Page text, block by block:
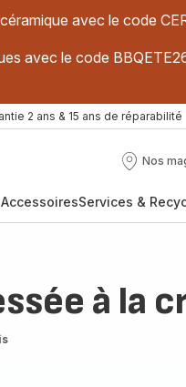
avec le code
avec le code
2 ans & 15 ans de réparabilité
Nos
Nos
AccessoiresServices &
à la